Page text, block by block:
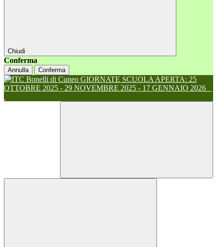
Chiudi
Conferma
Annulla Conferma
GIORNATE SCUOLA APERTA: 25
OTTOBRE 2025 - 29 NOVEMBRE 2025 - 17 GENNAIO 2026